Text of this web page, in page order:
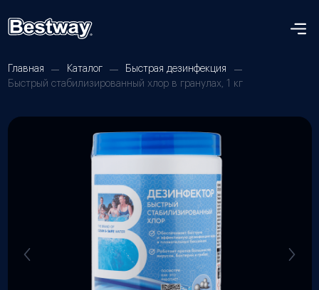
Главная Каталог
Быстрая дезинфекция
Быстрый стабилизированный хлор в гранулах, 1 кг